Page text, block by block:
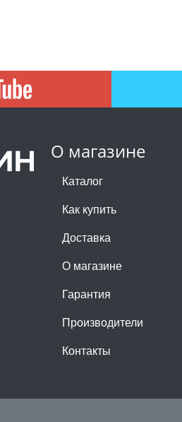
О магазине
Каталог
Как купить
Доставка
О магазине
Гарантия
Производители
Контакты